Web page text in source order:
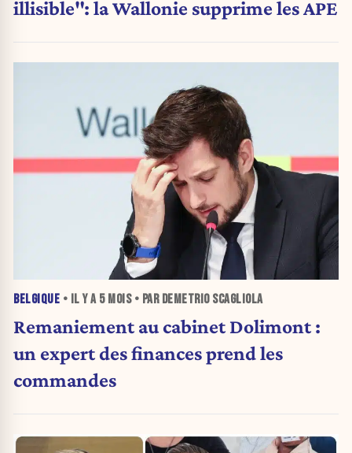
illisible": la Wallonie supprime les APE
BELGIQUE • IL Y A 5 MOIS• PAR DEMETRIO SCAGLIOLA
Remaniement au cabinet Dolimont :
un expert des finances prend les
commandes